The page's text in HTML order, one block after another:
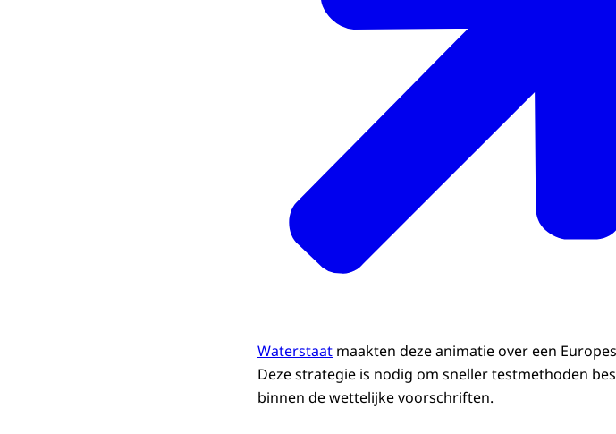
Waterstaat maakten deze animatie over een
Deze strategie is nodig om sneller testmethoden
binnen de wettelijke voorschriften.